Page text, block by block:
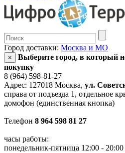
Город доставки: Москва и МО
×
Выберите город, в который
покупку
8 (964) 598-81-27
Адрес: 127018 Москва, ул.
справа от подъезда 1, отдельное
домофон (единственная кнопка)
Телефон 8 964 598 81 27
часы работы:
понедельник-пятница 12:00 - 20:00